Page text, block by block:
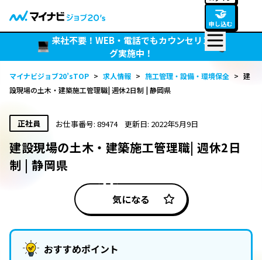
🤝
申し込む
来社不要！WEB・電話でもカウンセリン
グ実施中！
マイナビジョブ20’sTOP > 求人情報 > 施工管理・設備・環境保全 > 建
設現場の土木・建築施工管理職| 週休2日制 | 静岡県
正社員 お仕事番号: 89474 更新日: 2022年5月9日
建設現場の土木・建築施工管理職| 週休2日
制 | 静岡県
気になる
おすすめポイント